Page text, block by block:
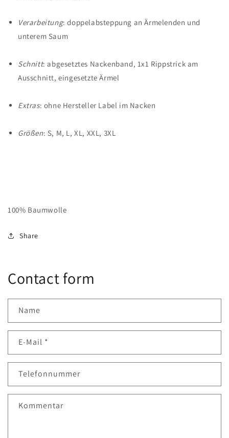
Verarbeitung: doppelabsteppung an Ärmelenden und
unterem Saum
Schnitt: abgesetztes Nackenband, 1x1 Rippstrick am
Ausschnitt, eingesetzte Ärmel
Extras: ohne Hersteller Label im Nacken
Größen: S, M, L, XL, XXL, 3XL
100% Baumwolle
Share
Contact form
Name
E-Mail *
Telefonnummer
Kommentar